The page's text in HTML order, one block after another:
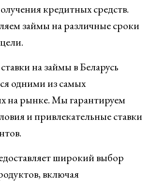
кредитных средств.
займы на различные сроки
на займы в Беларусь
одними из самых
на рынке. Мы гарантируем
и привлекательные ставки
широкий выбор
включая